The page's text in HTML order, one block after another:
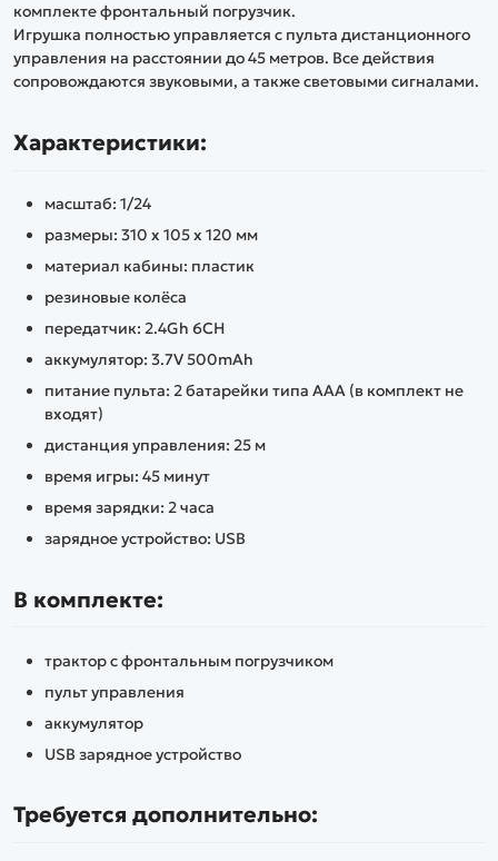
комплекте фронтальный погрузчик.
Игрушка полностью управляется с пульта дистанционного
управления на расстоянии до 45 метров. Все действия
сопровождаются звуковыми, а также световыми сигналами.
Характеристики:
масштаб: 1/24
размеры: 310 х 105 х 120 мм
материал кабины: пластик
резиновые колёса
передатчик: 2.4Gh 6CH
аккумулятор: 3.7V 500mAh
питание пульта: 2 батарейки типа AAA (в комплект не
входят)
дистанция управления: 25 м
время игры: 45 минут
время зарядки: 2 часа
зарядное устройство: USB
В комплекте:
трактор с фронтальным погрузчиком
пульт управления
аккумулятор
USB зарядное устройство
Требуется дополнительно: